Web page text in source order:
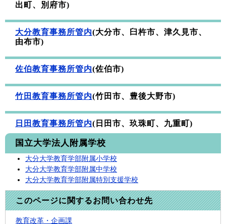
出町、別府市)
大分教育事務所管内(大分市、臼杵市、津久見市、
由布市)
佐伯教育事務所管内(佐伯市)
竹田教育事務所管内(竹田市、豊後大野市)
日田教育事務所管内(日田市、玖珠町、九重町)
国立大学法人附属学校
大分大学教育学部附属小学校
大分大学教育学部附属中学校
大分大学教育学部附属特別支援学校
このページに関するお問い合わせ先
教育改革・企画課